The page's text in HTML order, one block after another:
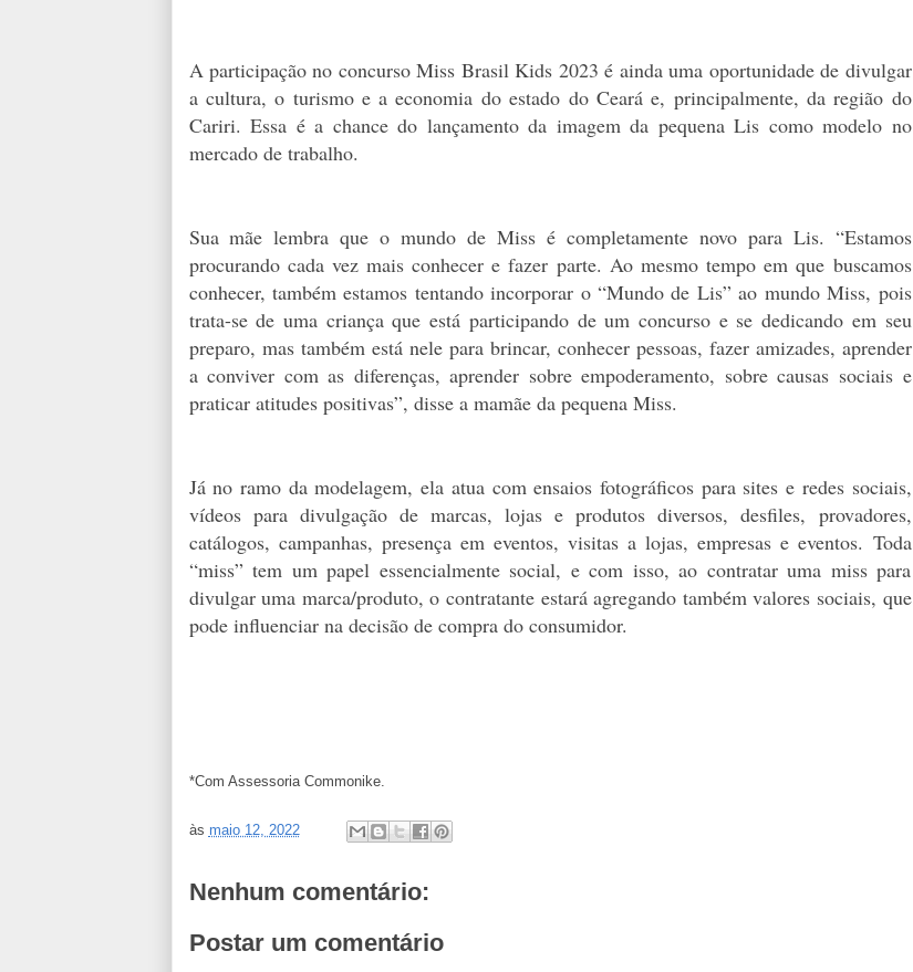
A participação no concurso Miss Brasil Kids 2023 é ainda uma oportunidade de divulgar
a cultura, o turismo e a economia do estado do Ceará e, principalmente, da região do
Cariri. Essa é a chance do lançamento da imagem da pequena Lis como modelo no
mercado de trabalho.
Sua mãe lembra que o mundo de Miss é completamente novo para Lis. “Estamos
procurando cada vez mais conhecer e fazer parte. Ao mesmo tempo em que buscamos
conhecer, também estamos tentando incorporar o “Mundo de Lis” ao mundo Miss, pois
trata-se de uma criança que está participando de um concurso e se dedicando em seu
preparo, mas também está nele para brincar, conhecer pessoas, fazer amizades, aprender
a conviver com as diferenças, aprender sobre empoderamento, sobre causas sociais e
praticar atitudes positivas”, disse a mamãe da pequena Miss.
Já no ramo da modelagem, ela atua com ensaios fotográficos para sites e redes sociais,
vídeos para divulgação de marcas, lojas e produtos diversos, desfiles, provadores,
catálogos, campanhas, presença em eventos, visitas a lojas, empresas e eventos. Toda
“miss” tem um papel essencialmente social, e com isso, ao contratar uma miss para
divulgar uma marca/produto, o contratante estará agregando também valores sociais, que
pode influenciar na decisão de compra do consumidor.
*Com Assessoria Commonike.
às maio 12, 2022
Nenhum comentário:
Postar um comentário